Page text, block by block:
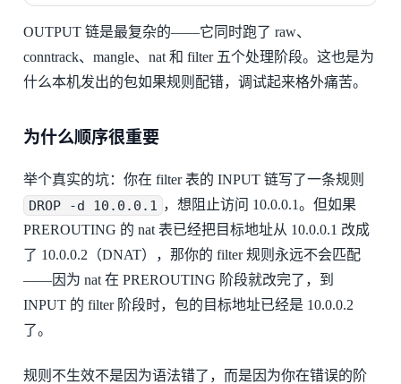
OUTPUT 链是最复杂的——它同时跑了 raw、
conntrack、mangle、nat 和 filter 五个处理阶段。这也是为
什么本机发出的包如果规则配错，调试起来格外痛苦。
为什么顺序很重要
举个真实的坑：你在 filter 表的 INPUT 链写了一条规则
DROP -d 10.0.0.1
，想阻止访问 10.0.0.1。但如果
PREROUTING 的 nat 表已经把目标地址从 10.0.0.1 改成
了 10.0.0.2（DNAT），那你的 filter 规则永远不会匹配
——因为 nat 在 PREROUTING 阶段就改完了，到
INPUT 的 filter 阶段时，包的目标地址已经是 10.0.0.2
了。
规则不生效不是因为语法错了，而是因为你在错误的阶